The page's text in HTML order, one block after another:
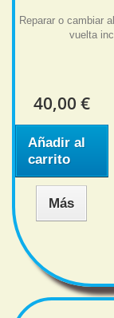
Reparar o cambiar
vuelta
40,00 €
Añadir al
carrito
Más